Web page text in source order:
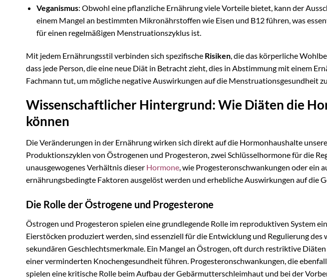
Veganismus: Obwohl eine pflanzliche Ernährung viele Vorteile bietet, kann der
einem Mangel an bestimmten Mikronährstoffen wie Eisen und B12 führen, was
für einen regelmäßigen Menstruationszyklus ist.
Mit jedem Ernährungsstil verbinden sich spezifische Risiken , die das körperliche
dass jede Person, die eine neue Diät in Betracht zieht, dies in Abstimmung mit einem
Fachmann tut, um mögliche negative Auswirkungen auf die Menstruationsgesundheit
Wissenschaftlicher Hintergrund: Wie Diäten die
können
Die Veränderungen in der Ernährung wirken sich direkt auf die Hormonhaushalte
Produktionszyklen von Östrogenen und Progesteron, zwei Schlüsselhormone für die
unausgewogenes Verhältnis dieser Hormone, wie Progesteronschwankungen oder ein
ernährungsbedingte Faktoren ausgelöst werden und erhebliche Auswirkungen auf die
Die Rolle der Östrogene und Progesterone
Östrogen und Progesteron spielen eine grundlegende Rolle im reproduktiven System
Eierstöcken produziert werden, sind essenziell für die Entwicklung und Regulierung
sekundären Geschlechtsmerkmale. Ein Mangel an Östrogen, oft durch restriktive
einer verminderten Knochengesundheit führen. Progesteronschwankungen, die
spielen eine kritische Rolle beim Aufbau der Gebärmutterschleimhaut und bei der